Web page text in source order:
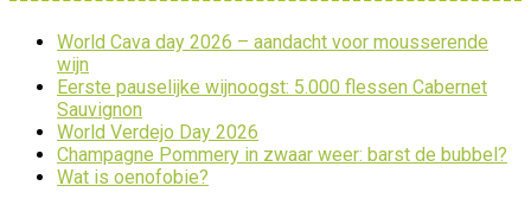
World Cava day 2026 – aandacht voor mousserende
wijn
Eerste pauselijke wijnoogst: 5.000 flessen Cabernet
Sauvignon
World Verdejo Day 2026
Champagne Pommery in zwaar weer: barst de bubbel?
Wat is oenofobie?